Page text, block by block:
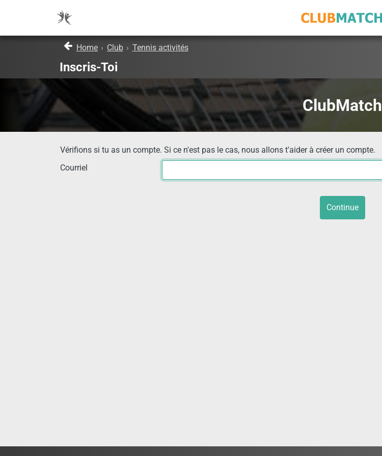
Home › Club › Tennis activités
Inscris-Toi
ClubMatch
Vérifions si tu as un compte. Si ce n'est pas le cas, nous allons t'aider à créer un compte.
Courriel
Continue